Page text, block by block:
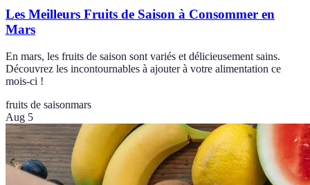
Les Meilleurs Fruits de Saison à Consommer en
Mars
En mars, les fruits de saison sont variés et délicieusement sains.
Découvrez les incontournables à ajouter à votre alimentation ce
mois-ci !
fruits de saisonmars
Aug 5